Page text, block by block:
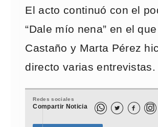
El acto continuó con el
“Dale mío nena” en el
Castaño y Marta Pérez
directo varias entrevistas.
Redes sociales
Compartir Noticia  